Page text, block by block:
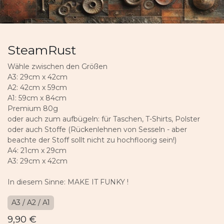
SteamRust
Wähle zwischen den Größen
A3: 29cm x 42cm
A2: 42cm x 59cm
A1: 59cm x 84cm
Premium 80g
oder auch zum aufbügeln: für Taschen, T-Shirts, Polster
oder auch Stoffe (Rückenlehnen von Sesseln - aber
beachte der Stoff sollt nicht zu hochfloorig sein!)
A4: 21cm x 29cm
A3: 29cm x 42cm
In diesem Sinne: MAKE IT FUNKY !
A3 / A2 / A1
9,90 €